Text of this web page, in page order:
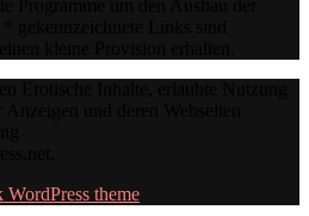
theme